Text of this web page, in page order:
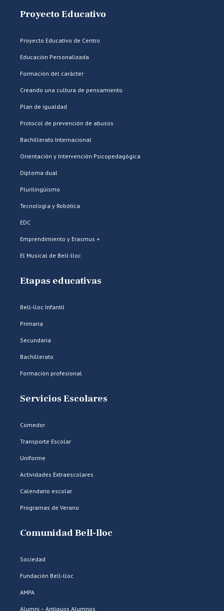
Proyecto Educativo
Proyecto Educativo de Centro
Educación Personalizada
Formación del carácter
Creando una cultura de pensamiento
Plan de igualdad
Protocol de prevención de abusos
Bachillerato Internacional
Orientación y Intervención Psicopedagógica
Diploma dual
Plurilingüismo
Tecnología y Robótica
EDC
Emprendimiento y Erasmus +
El Musical de Bell-lloc
Etapas educativas
Bell-lloc Infantil
Primaria
Secundaria
Bachillerato
Formación profesional
Servicios Escolares
Comedor
Transporte Escolar
Uniforme
Actividades Extraescolares
Calendario escolar
Programas de Verano
Comunidad Bell-lloc
Sociedad
Fundación Bell-lloc
AMPA
Alumni – Antiguos Alumnos